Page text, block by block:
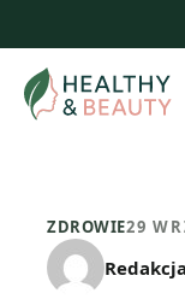
treści
ZDROWIE29
Redakcja